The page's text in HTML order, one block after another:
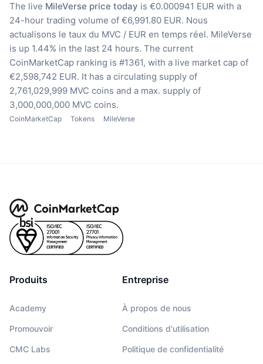
The live MileVerse price today is €0.000941 EUR with a
24-hour trading volume of €6,991.80 EUR. Nous
actualisons le taux du MVC / EUR en temps réel. MileVerse
is up 1.44% in the last 24 hours. The current
CoinMarketCap ranking is #1361, with a live market cap of
€2,598,742 EUR. It has a circulating supply of
2,761,029,999 MVC coins and a max. supply of
3,000,000,000 MVC coins.
CoinMarketCap Tokens MileVerse
Produits
Academy
Promouvoir
CMC Labs
Entreprise
À propos de nous
Conditions d'utilisation
Politique de confidentialité